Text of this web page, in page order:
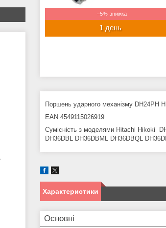
–5%
1 день
Поршень ударного механізму DH24PH
EAN 4549115026919
Сумісність з моделями Hitachi Hikoki
DH36DBL DH36DBML DH36DBQL
Характеристики
Основні